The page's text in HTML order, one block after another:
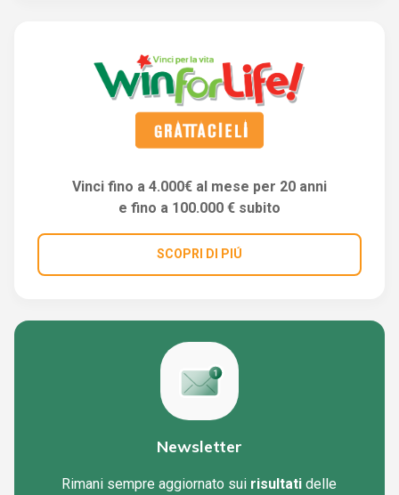
Vinci fino a 4.000€ al mese per 20 anni
e fino a 100.000 € subito
SCOPRI DI PIÚ
Newsletter
Rimani sempre aggiornato sui risultati delle